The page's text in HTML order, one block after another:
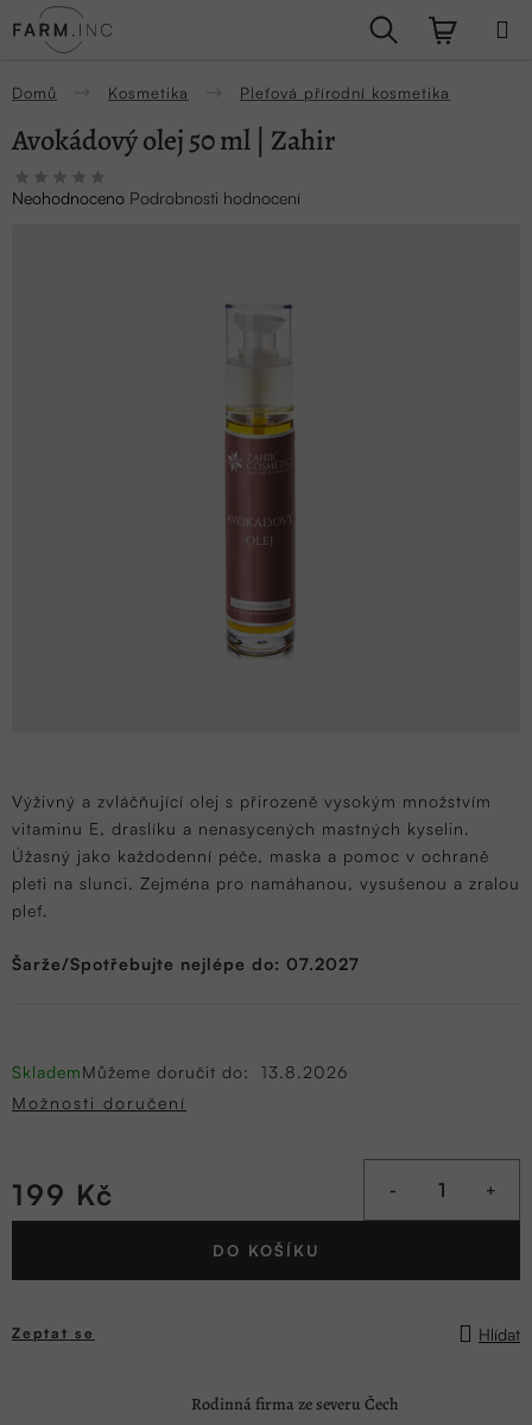
na
Hledat
Domů Kosmetika Pleťová přírodní kosmetika
Výživný a zvláčňující olej s přirozeně vysokým množstvím
vitaminu E, draslíku a nenasycených mastných kyselin.
Úžasný jako každodenní péče, maska a pomoc v ochraně
pleti na slunci. Zejména pro namáhanou, vysušenou a zralou
pleť.
Šarže/Spotřebujte nejlépe do: 07.2027
SklademMůžeme doručit do:
13.8.2026
Možnosti doručení
199 Kč
Měrná
DO KOŠÍKU
Zeptat se Hlídat
Avokádový olej 50 ml | Zahir
Průměrné
hodnocení
Neohodnoceno Podrobnosti hodnocení
Rodinná firma ze severu Čech